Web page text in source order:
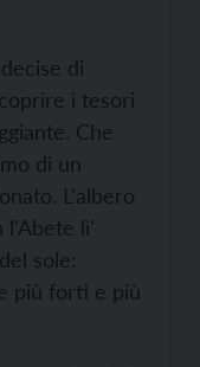
di
i tesori
Che
di un
L'albero
l'Abete lì'
sole:
più forti e più